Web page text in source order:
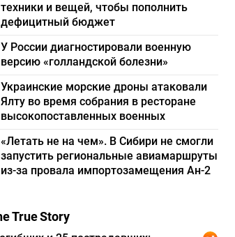
техники и вещей, чтобы пополнить
дефицитный бюджет
У России диагностировали военную
версию «голландской болезни»
Украинские морские дроны атаковали
Ялту во время собрания в ресторане
высокопоставленных военных
«Летать не на чем». В Сибири не смогли
запустить региональные авиамаршруты
из-за провала импортозамещения Ан-2